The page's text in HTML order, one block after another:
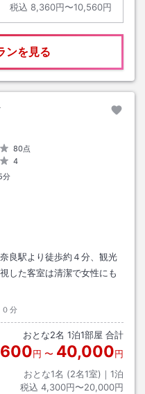
税込 8,360円〜10,560円
ンを見る
80点
4
分
良駅より徒歩約４分、観光
した客室は清潔で女性にも
分
おとな2名 1泊1部屋 合計
円 〜 40,000円
おとな1名 (2名1室)｜ 1泊
税込 4,300円〜20,000円